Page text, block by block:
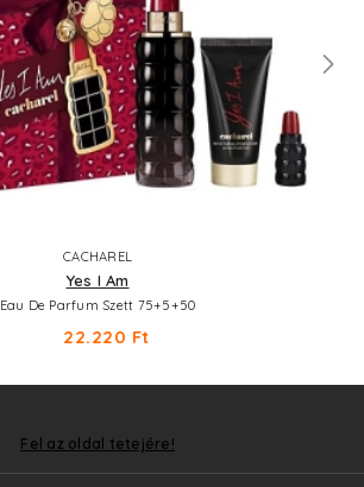
CACHAREL
Yes I Am
Eau De Parfum Szett 75+5+50
22.220 Ft
Fel az oldal tetejére!